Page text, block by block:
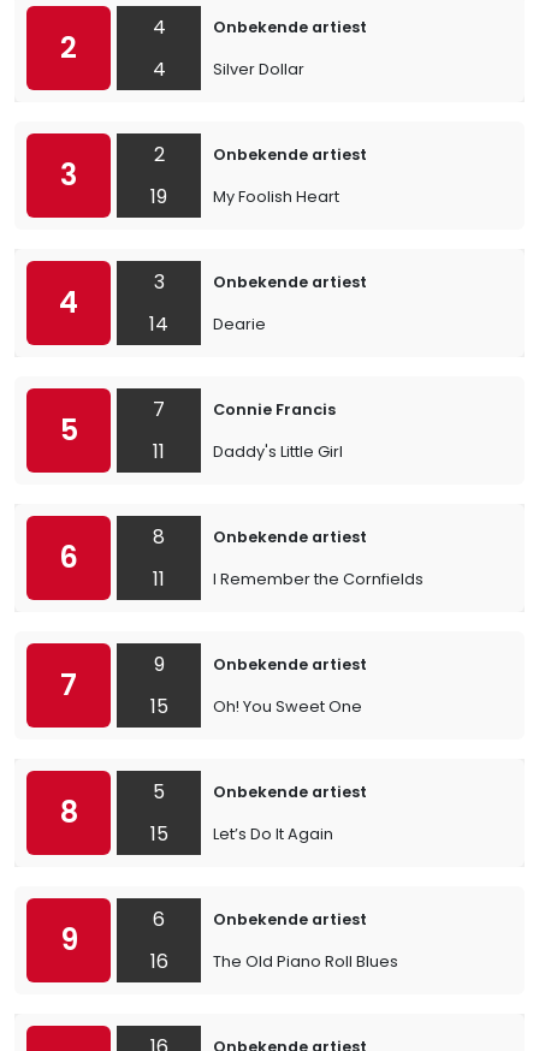
2
4
4
Onbekende artiest
Silver Dollar
3
2
19
Onbekende artiest
My Foolish Heart
4
3
14
Onbekende artiest
Dearie
5
7
11
Connie Francis
Daddy's Little Girl
6
8
11
Onbekende artiest
I Remember the Cornfields
7
9
15
Onbekende artiest
Oh! You Sweet One
8
5
15
Onbekende artiest
Let’s Do It Again
9
6
16
Onbekende artiest
The Old Piano Roll Blues
Onbekende artiest